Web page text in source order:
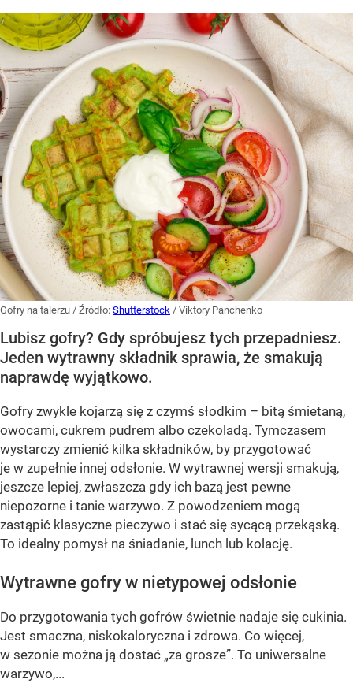
Gofry na talerzu / Źródło: Shutterstock / Viktory Panchenko
Lubisz gofry? Gdy spróbujesz tych przepadniesz.
Jeden wytrawny składnik sprawia, że smakują
naprawdę wyjątkowo.
Gofry zwykle kojarzą się z czymś słodkim – bitą śmietaną,
owocami, cukrem pudrem albo czekoladą. Tymczasem
wystarczy zmienić kilka składników, by przygotować
je w zupełnie innej odsłonie. W wytrawnej wersji smakują,
jeszcze lepiej, zwłaszcza gdy ich bazą jest pewne
niepozorne i tanie warzywo. Z powodzeniem mogą
zastąpić klasyczne pieczywo i stać się sycącą przekąską.
To idealny pomysł na śniadanie, lunch lub kolację.
Wytrawne gofry w nietypowej odsłonie
Do przygotowania tych gofrów świetnie nadaje się cukinia.
Jest smaczna, niskokaloryczna i zdrowa. Co więcej,
w sezonie można ją dostać „za grosze”. To uniwersalne
warzywo,...